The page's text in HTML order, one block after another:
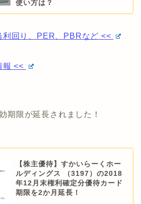
使い方は？
利回り、PER、PBRなど <<
報 <<
期限が延長されました！
【株主優待】すかいらーくホー
ルディングス （3197）の2018
年12月末権利確定分優待カード
期限を2か月延長！